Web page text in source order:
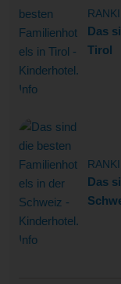
Das
Tirol
Das